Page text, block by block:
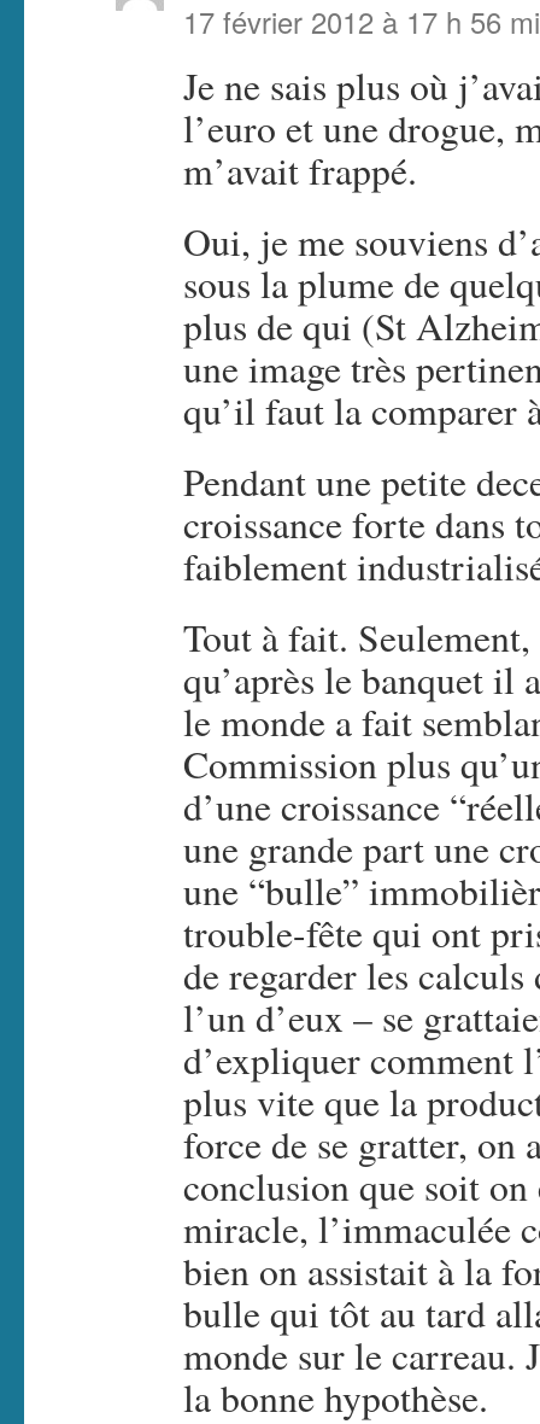
17 février 2012 à 17 h 56
Je ne sais plus où
l’euro et une drogue,
m’avait frappé.
Oui, je me souviens
sous la plume de
plus de qui (St
une image très
qu’il faut la
Pendant une petite
croissance forte dans
faiblement
Tout à fait.
qu’après le banquet
le monde a fait
Commission plus
d’une croissance
une grande part une
une “bulle”
trouble-fête qui ont
de regarder les
l’un d’eux – se
d’expliquer comment
plus vite que la
force de se gratter,
conclusion que soit
miracle, l’immaculée
bien on assistait à la
bulle qui tôt au tard
monde sur le carreau.
la bonne hypothèse.